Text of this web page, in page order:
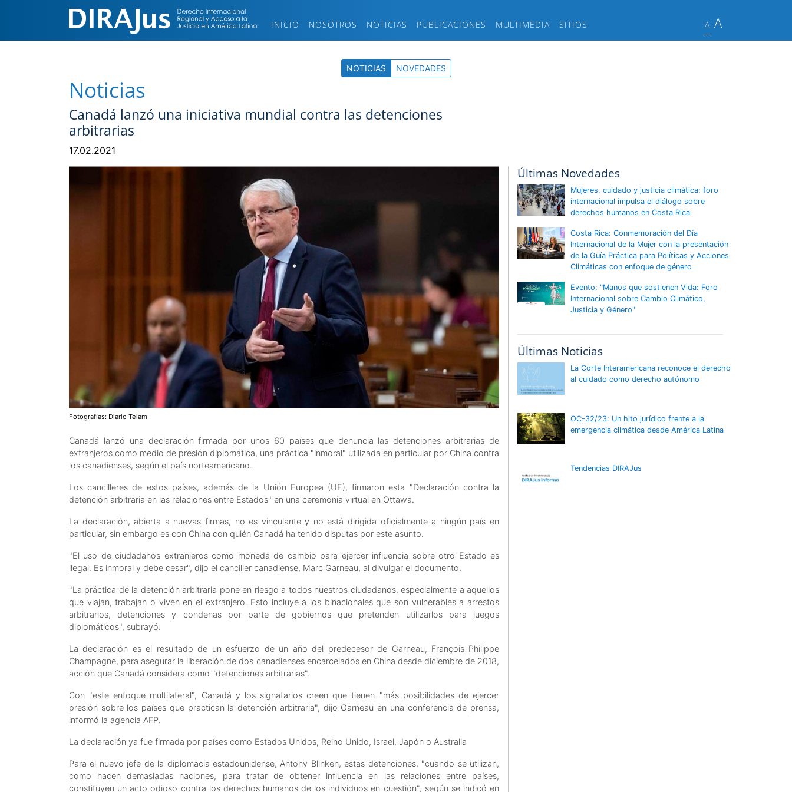
INICIO NOSOTROS NOTICIAS PUBLICACIONES MULTIMEDIA SITIOS A A
NOTICIAS NOVEDADES
Noticias
Canadá lanzó una iniciativa mundial contra las detenciones
arbitrarias
17.02.2021
Fotografías: Diario Telam
Canadá lanzó una declaración firmada por unos 60 países que denuncia las detenciones arbitrarias de
extranjeros como medio de presión diplomática, una práctica "inmoral" utilizada en particular por China contra
los canadienses, según el país norteamericano.
Los cancilleres de estos países, además de la Unión Europea (UE), firmaron esta "Declaración contra la
detención arbitraria en las relaciones entre Estados" en una ceremonia virtual en Ottawa.
La declaración, abierta a nuevas firmas, no es vinculante y no está dirigida oficialmente a ningún país en
particular, sin embargo es con China con quién Canadá ha tenido disputas por este asunto.
"El uso de ciudadanos extranjeros como moneda de cambio para ejercer influencia sobre otro Estado es
ilegal. Es inmoral y debe cesar", dijo el canciller canadiense, Marc Garneau, al divulgar el documento.
"La práctica de la detención arbitraria pone en riesgo a todos nuestros ciudadanos, especialmente a aquellos
que viajan, trabajan o viven en el extranjero. Esto incluye a los binacionales que son vulnerables a arrestos
arbitrarios, detenciones y condenas por parte de gobiernos que pretenden utilizarlos para juegos
diplomáticos", subrayó.
La declaración es el resultado de un esfuerzo de un año del predecesor de Garneau, François-Philippe
Champagne, para asegurar la liberación de dos canadienses encarcelados en China desde diciembre de 2018,
acción que Canadá considera como "detenciones arbitrarias".
Con "este enfoque multilateral", Canadá y los signatarios creen que tienen "más posibilidades de ejercer
presión sobre los países que practican la detención arbitraria", dijo Garneau en una conferencia de prensa,
informó la agencia AFP.
La declaración ya fue firmada por países como Estados Unidos, Reino Unido, Israel, Japón o Australia
Para el nuevo jefe de la diplomacia estadounidense, Antony Blinken, estas detenciones, "cuando se utilizan,
como hacen demasiadas naciones, para tratar de obtener influencia en las relaciones entre países,
constituyen un acto odioso contra los derechos humanos de los individuos en cuestión", según se indicó en
Últimas Novedades
Mujeres, cuidado y justicia climática: foro
internacional impulsa el diálogo sobre
derechos humanos en Costa Rica
Costa Rica: Conmemoración del Día
Internacional de la Mujer con la presentación
de la Guía Práctica para Políticas y Acciones
Climáticas con enfoque de género
Evento: "Manos que sostienen Vida: Foro
Internacional sobre Cambio Climático,
Justicia y Género"
Últimas Noticias
La Corte Interamericana reconoce el derecho
al cuidado como derecho autónomo
OC-32/23: Un hito jurídico frente a la
emergencia climática desde América Latina
Tendencias DIRAJus